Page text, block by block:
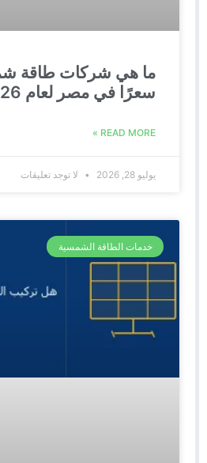
ما هي شركات طاقة
سعرًا في مصر لعام 2026-2027؟
READ MORE »
يوليو 28, 2026 لا توجد تعليقات
خدمات الطاقة الشمسية